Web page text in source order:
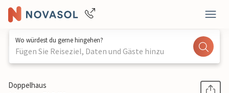
Wo würdest du gerne hingehen?
Fügen Sie Reiseziel, Daten und Gäste hinzu
1 / 46
Doppelhaus